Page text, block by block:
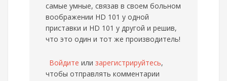
самые умные, связав в своем больном
воображении HD 101 у одной
приставки и HD 101 у другой и решив,
что это один и тот же производитель!
Войдите или зарегистрируйтесь,
чтобы отправлять комментарии